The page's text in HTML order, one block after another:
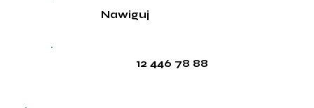
12 446 78 88
Nawiguj